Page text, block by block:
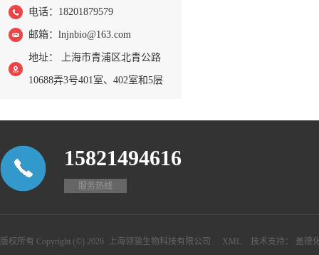
电话：18201879579
邮箱： lnjnbio@163.com
地址： 上海市青浦区北青公路
10688弄3号401室、402室和5层
15821494616
服务热线
版权所有 Copyright (©) 2026 上海领骏生物科技有限公司 XML 技术支持： 盖德